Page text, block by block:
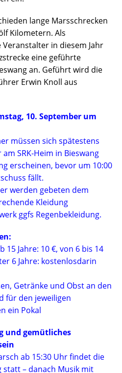
lange Marsschrecken
Kilometern. Als
in diesem Jahr
eine geführte
an. Geführt wird die
Erwin Knoll aus
10. September um
müssen sich spätestens
SRK-Heim in Bieswang
erscheinen, bevor um 10:00
fällt.
werden gebeten dem
Kleidung
ggfs Regenbekleidung.
15 Jahre: 10 €, von 6 bis 14
6 Jahre: kostenlosdarin
Getränke und Obst an den
für den jeweiligen
ein Pokal
und gemütliches
ab 15:30 Uhr findet die
statt – danach Musik mit